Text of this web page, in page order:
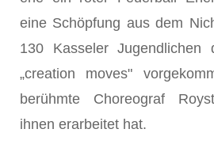
eine Schöpfung aus dem
130 Kasseler Jugendlichen
„creation moves"
berühmte Choreograf
ihnen erarbeitet hat.